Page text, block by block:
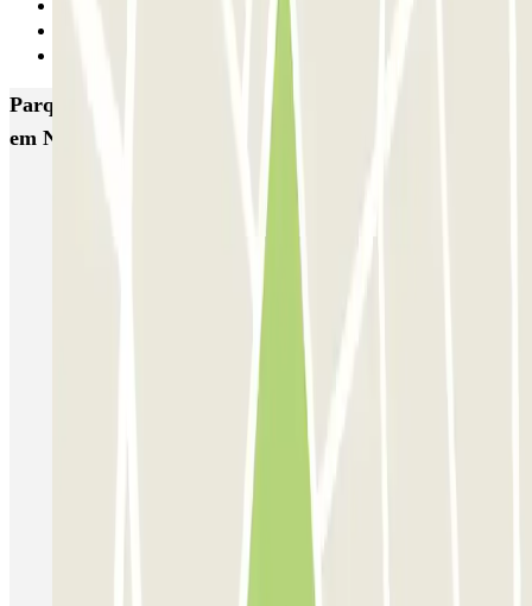
Parques de estacionamento com melhor classificação
em Napoles
Garage Scarpato - Shuttle - Aeroporto di Napoli
QUICK Parking Napoli - Piazza Nazionale - Stazione Centrale
Porta di Massa Napoli QUICK GEPARK Morghen
Autorimessa Travaglione - Stazione di Napoli Piazza Amedeo
Napoli Parking - Shuttle - Aeroporto di Napoli - Scoperto
Zeus - Stazione di Pompei Scavi - Villa dei Misteri
Autoparcheggio KING - Via Gianturco